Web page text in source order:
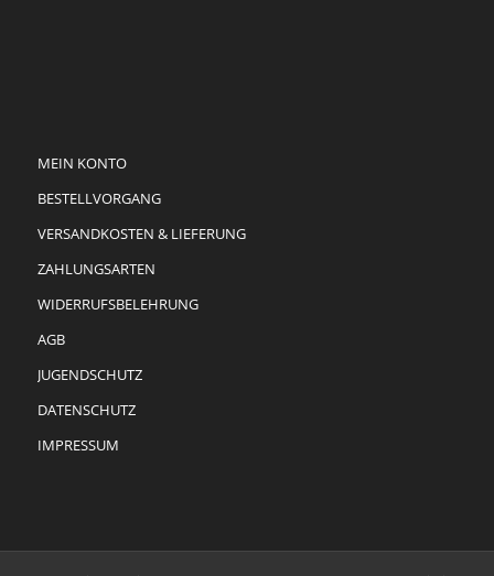
MEIN KONTO
BESTELLVORGANG
VERSANDKOSTEN & LIEFERUNG
ZAHLUNGSARTEN
WIDERRUFSBELEHRUNG
AGB
JUGENDSCHUTZ
DATENSCHUTZ
IMPRESSUM